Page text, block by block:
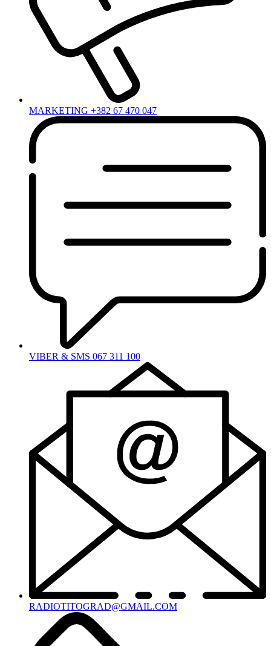
MARKETING +382 67 470 047
VIBER & SMS 067 311 100
RADIOTITOGRAD@GMAIL.COM